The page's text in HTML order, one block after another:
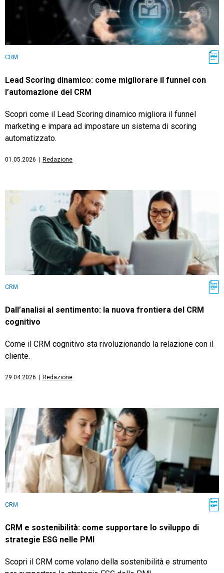
CRM
Lead Scoring dinamico: come migliorare il funnel con
l’automazione del CRM
Scopri come il Lead Scoring dinamico migliora il funnel
marketing e impara ad impostare un sistema di scoring
automatizzato.
01.05.2026 Redazione
CRM
Dall’analisi al sentimento: la nuova frontiera del CRM
cognitivo
Come il CRM cognitivo sta rivoluzionando la relazione con il
cliente.
29.04.2026 Redazione
CRM
CRM e sostenibilità: come supportare lo sviluppo di
strategie ESG nelle PMI
Scopri il CRM come volano della sostenibilità e strumento